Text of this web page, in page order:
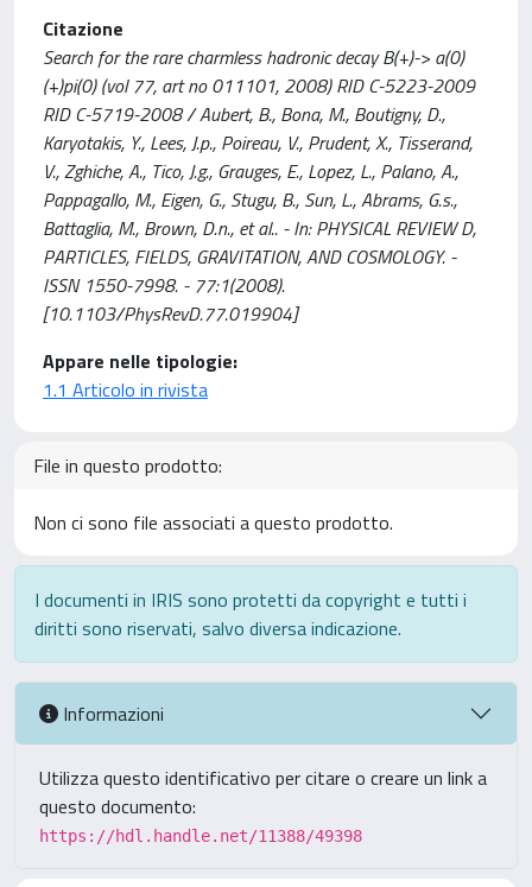
Citazione
Search for the rare charmless hadronic decay B(+)-> a(0)
(+)pi(0) (vol 77, art no 011101, 2008) RID C-5223-2009
RID C-5719-2008 / Aubert, B., Bona, M., Boutigny, D.,
Karyotakis, Y., Lees, J.p., Poireau, V., Prudent, X., Tisserand,
V., Zghiche, A., Tico, J.g., Grauges, E., Lopez, L., Palano, A.,
Pappagallo, M., Eigen, G., Stugu, B., Sun, L., Abrams, G.s.,
Battaglia, M., Brown, D.n., et al.. - In: PHYSICAL REVIEW D,
PARTICLES, FIELDS, GRAVITATION, AND COSMOLOGY. -
ISSN 1550-7998. - 77:1(2008).
[10.1103/PhysRevD.77.019904]
Appare nelle tipologie:
1.1 Articolo in rivista
File in questo prodotto:
Non ci sono file associati a questo prodotto.
I documenti in IRIS sono protetti da copyright e tutti i
diritti sono riservati, salvo diversa indicazione.
Informazioni
Utilizza questo identificativo per citare o creare un link a
questo documento:
https://hdl.handle.net/11388/49398